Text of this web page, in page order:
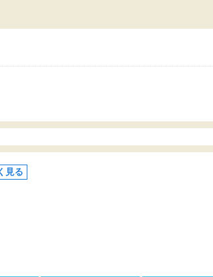
なければチェンジできます
なく、上手い活
見る